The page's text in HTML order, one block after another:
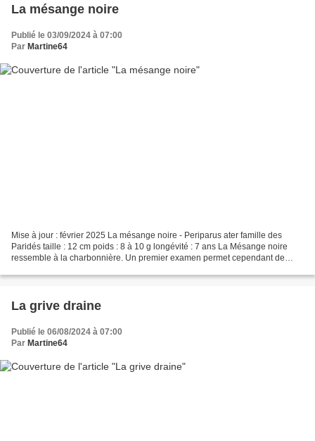
La mésange noire
Publié le 03/09/2024 à 07:00
Par Martine64
Mise à jour : février 2025 La mésange noire - Periparus ater famille des
Paridés taille : 12 cm poids : 8 à 10 g longévité : 7 ans La Mésange noire
ressemble à la charbonnière. Un premier examen permet cependant de
La grive draine
Publié le 06/08/2024 à 07:00
Par Martine64